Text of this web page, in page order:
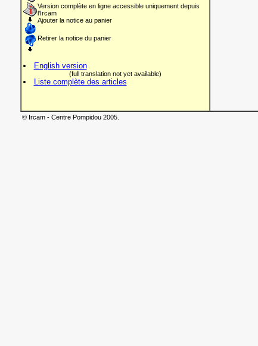
Version complète en ligne accessible uniquement depuis
l'Ircam
Ajouter la notice au panier
Retirer la notice du panier
English version
(full translation not yet available)
Liste complète des articles
© Ircam - Centre Pompidou 2005.